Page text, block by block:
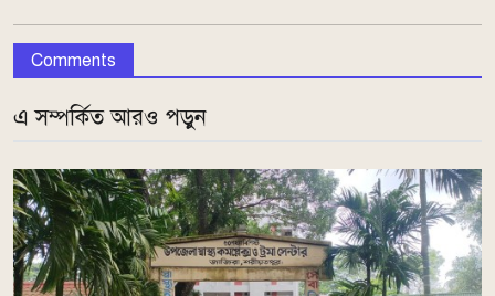
Comments
এ সম্পর্কিত আরও পড়ুন